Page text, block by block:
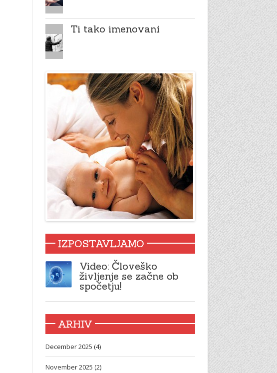
Ti tako imenovani
IZPOSTAVLJAMO
Video: Človeško
življenje se začne ob
spočetju!
ARHIV
December 2025 (4)
November 2025 (2)